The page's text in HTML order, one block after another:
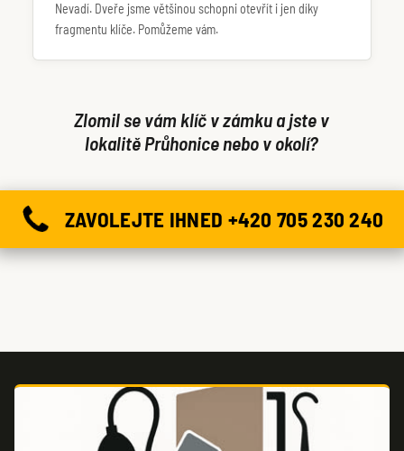
Nevadí. Dveře jsme většinou schopni otevřít i jen díky
fragmentu klíče. Pomůžeme vám.
Zlomil se vám klíč v zámku a jste v
lokalitě Průhonice nebo v okolí?
ZAVOLEJTE IHNED +420 705 230 240